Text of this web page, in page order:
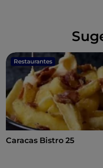
Restaurantes
Caracas Bistro 25